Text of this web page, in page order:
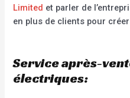
Limited et parler de
en plus de clients pour
Service après-
électriques: